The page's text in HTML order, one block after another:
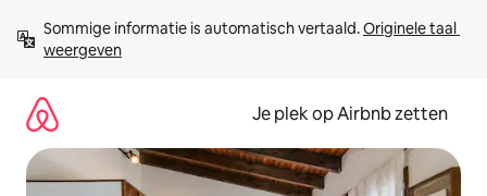
direct
naar
Sommige informatie is automatisch vertaald. Originele taal
weergeven
Je plek op Airbnb zetten